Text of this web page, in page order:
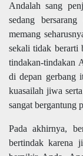
Andalah sang
sedang
memang
sekali tidak berarti
tindakan-tindakan
di depan gerbang
kuasailah jiwa
sangat bergantung
Pada akhirnya,
bertindak karena